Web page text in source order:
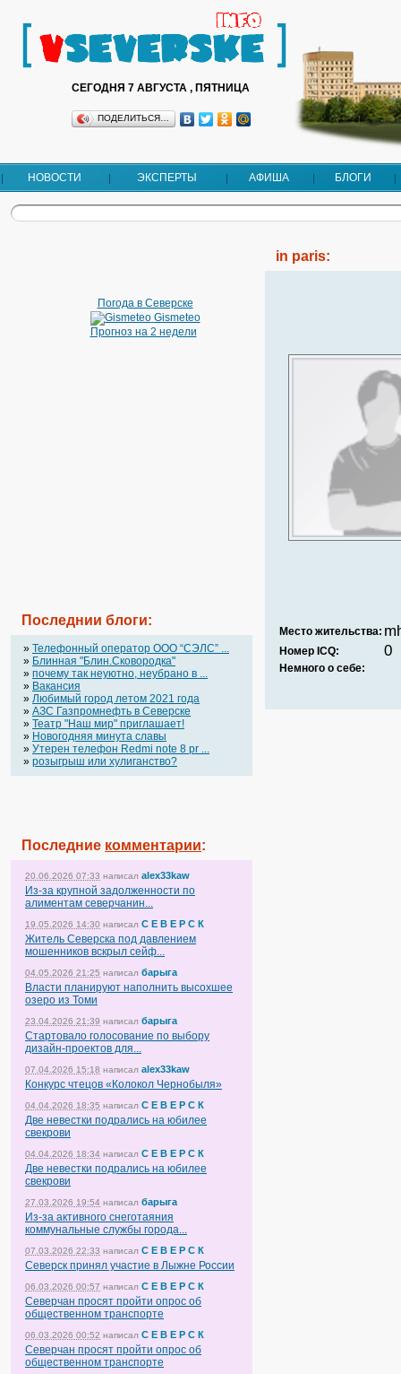
СЕГОДНЯ 7 АВГУСТА , ПЯТНИЦА
ПОДЕЛИТЬСЯ…
НОВОСТИ ЭКСПЕРТЫ АФИША БЛОГИ
Погода в Северске
Gismeteo
Прогноз на 2 недели
Последнии блоги:
» Телефонный оператор OOO “СЭЛС” ...
» Блинная "Блин.Сковородка"
» почему так неуютно, неубрано в ...
» Вакансия
» Любимый город летом 2021 года
» АЗС Газпромнефть в Северске
» Театр "Наш мир" приглашает!
» Новогодняя минута славы
» Утерен телефон Redmi note 8 pr ...
» розыгрыш или хулиганство?
Последние комментарии:
20.06.2026 07:33 написал alex33kaw
Из-за крупной задолженности по
алиментам северчанин...
19.05.2026 14:30 написал С Е В Е Р С К
Житель Северска под давлением
мошенников вскрыл сейф...
04.05.2026 21:25 написал барыга
Власти планируют наполнить высохшее
озеро из Томи
23.04.2026 21:39 написал барыга
Стартовало голосование по выбору
дизайн-проектов для...
07.04.2026 15:18 написал alex33kaw
Конкурс чтецов «Колокол Чернобыля»
04.04.2026 18:35 написал С Е В Е Р С К
Две невестки подрались на юбилее
свекрови
04.04.2026 18:34 написал С Е В Е Р С К
Две невестки подрались на юбилее
свекрови
27.03.2026 19:54 написал барыга
Из-за активного снеготаяния
коммунальные службы города...
07.03.2026 22:33 написал С Е В Е Р С К
Северск принял участие в Лыжне России
06.03.2026 00:57 написал С Е В Е Р С К
Северчан просят пройти опрос об
общественном транспорте
06.03.2026 00:52 написал С Е В Е Р С К
Северчан просят пройти опрос об
общественном транспорте
in paris:
Место жительства:
Номер ICQ: 0
Немного о себе: